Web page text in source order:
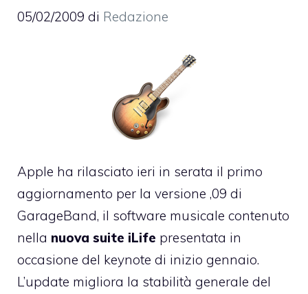
05/02/2009 di Redazione
Apple ha rilasciato ieri in serata il primo
aggiornamento per la versione ,09 di
GarageBand, il software musicale contenuto
nella nuova suite iLife presentata in
occasione del keynote di inizio gennaio.
L’update migliora la stabilità generale del